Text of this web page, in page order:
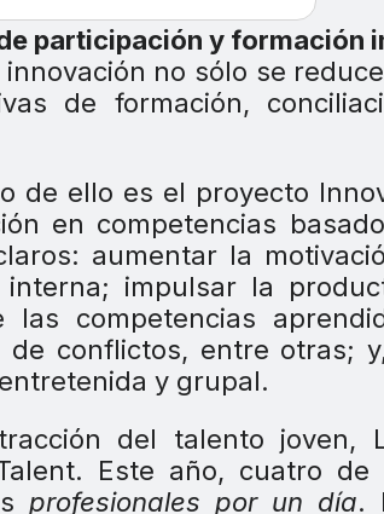
participación y formación
innovación no sólo se
de formación,
de ello es el proyecto
en competencias
aumentar la
interna; impulsar la
las competencias
de conflictos, entre otras;
y grupal.
del talento joven,
Este año, cuatro
profesionales por un día.